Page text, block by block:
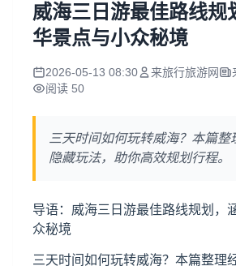
威海三日游最佳路线规
华景点与小众秘境
2026-05-13 08:30 来旅行旅游网
阅读 50
三天时间如何玩转威海？本篇整
隐藏玩法，助你高效规划行程。
导语：威海三日游最佳路线规划，
众秘境
三天时间如何玩转威海？本篇整理